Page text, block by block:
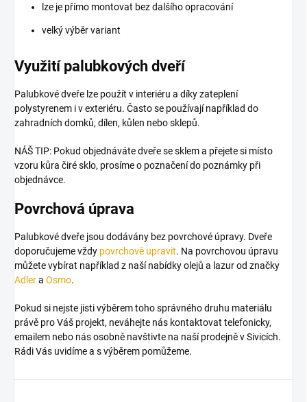
lze je přímo montovat bez dalšího opracování
velký výběr variant
Využití palubkových dveří
Palubkové dveře lze použít v interiéru a díky zateplení
polystyrenem i v exteriéru. Často se používají například do
zahradních domků, dílen, kůlen nebo sklepů.
NÁŠ TIP: Pokud objednáváte dveře se sklem a přejete si místo
vzoru kůra čiré sklo, prosíme o poznačení do poznámky při
objednávce.
Povrchová úprava
Palubkové dveře jsou dodávány bez povrchové úpravy. Dveře
doporučujeme vždy povrchově upravit. Na povrchovou úpravu
můžete vybírat například z naší nabídky olejů a lazur od značky
Adlera Osmo.
Pokud si nejste jisti výběrem toho správného druhu materiálu
právě pro Váš projekt, neváhejte nás kontaktovat telefonicky,
emailem nebo nás osobně navštivte na naší prodejně v Sivicích.
Rádi Vás uvidíme a s výběrem pomůžeme.